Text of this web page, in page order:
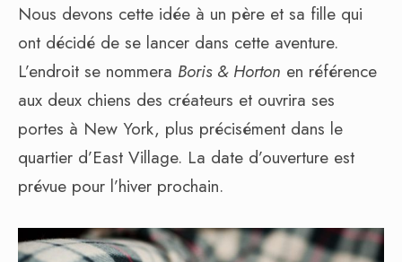
Nous devons cette idée à un père et sa fille qui
ont décidé de se lancer dans cette aventure.
L’endroit se nommera Boris & Horton en référence
aux deux chiens des créateurs et ouvrira ses
portes à New York, plus précisément dans le
quartier d’East Village. La date d’ouverture est
prévue pour l’hiver prochain.